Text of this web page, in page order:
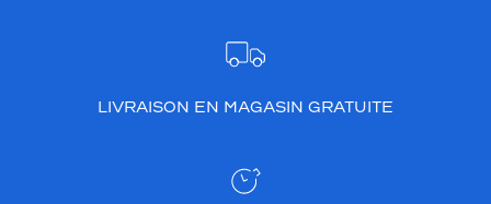
LIVRAISON EN MAGASIN GRATUITE